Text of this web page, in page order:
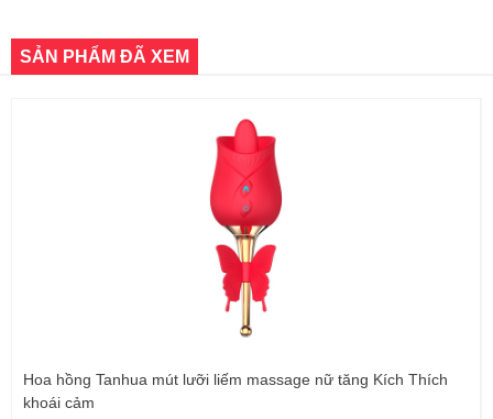
SẢN PHẨM ĐÃ XEM
Hoa hồng Tanhua mút lưỡi liếm massage nữ tăng Kích Thích
khoái cảm